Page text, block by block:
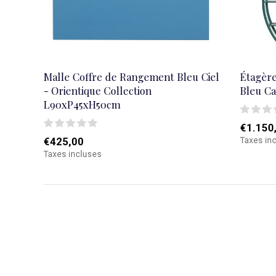
Malle Coffre de Rangement Bleu Ciel
- Orientique Collection
L90xP45xH50cm
€425,00
Taxes incluses
Bleu
Taxes